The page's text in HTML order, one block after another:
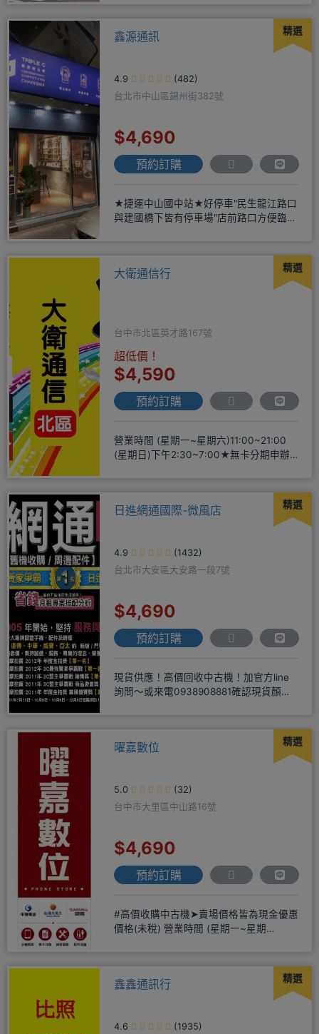
精選
鑫源通訊
4.9
(482)
台北市中山區錦州街382號
$4,690
預約訂購
★捷運中山國中站★好停車"民生龍江路口
與建國橋下皆有停車場"店前路口方便臨停
精選
大衛通信行
台中市北區英才路167號
超低價！
$4,590
預約訂購
營業時間 (星期一~星期六)11:00~21:00
(星期日)下午2:30~7:00★無卡分期申辦
精選
日進網通國際-微風店
4.9
(1432)
台北市大安區大安路一段7號
$4,690
預約訂購
現貨供應！高價回收中古機！加官方line
詢問～或來電0938908881確認現貨顏色
精選
曜嘉數位
5.0
(32)
台中市大里區中山路16號
$4,690
預約訂購
#高價收購中古機➤賣場價格皆為現金優惠
價格(未稅) 營業時間 (星期一~星期
精選
鑫鑫通訊行
4.6
(1935)